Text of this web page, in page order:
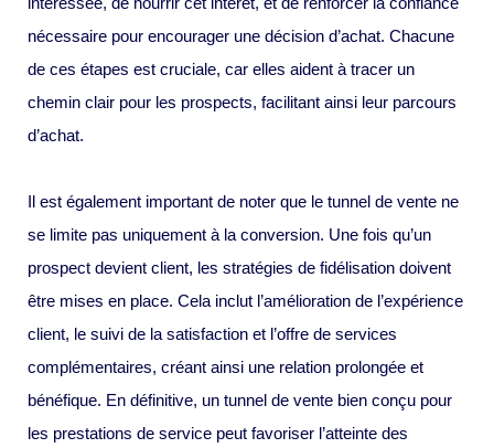
nécessaire pour encourager une décision d’achat. Chacune
de ces étapes est cruciale, car elles aident à tracer un
chemin clair pour les prospects, facilitant ainsi leur parcours
d’achat.
Il est également important de noter que le tunnel de vente ne
se limite pas uniquement à la conversion. Une fois qu’un
prospect devient client, les stratégies de fidélisation doivent
être mises en place. Cela inclut l’amélioration de l’expérience
client, le suivi de la satisfaction et l’offre de services
complémentaires, créant ainsi une relation prolongée et
bénéfique. En définitive, un tunnel de vente bien conçu pour
les prestations de service peut favoriser l’atteinte des